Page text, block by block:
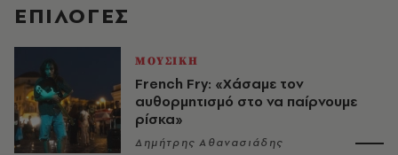
EΠΙΛΟΓΈΣ
ΜΟΥΣΙΚΗ
French Fry: «Χάσαμε τον
αυθορμητισμό στο να παίρνουμε
ρίσκα»
Δημήτρης Αθανασιάδης